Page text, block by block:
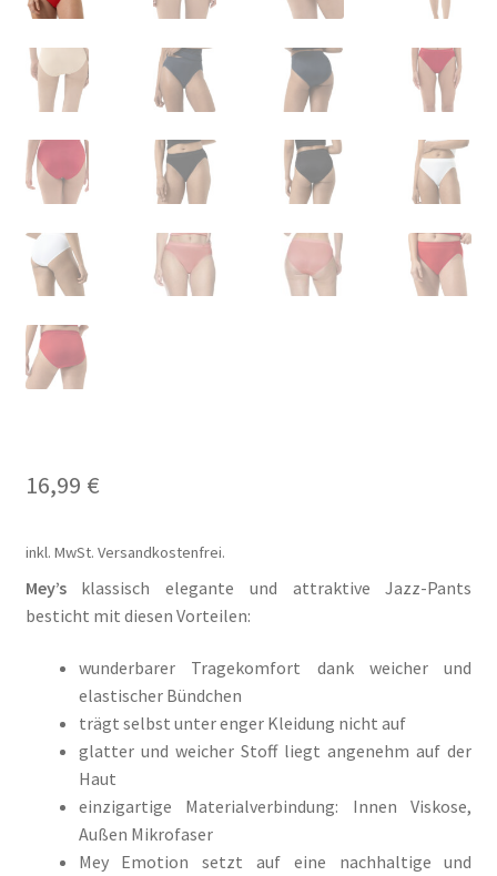
Cookie-Richtlinie
Datenschutzerklärung
Forma de pagamento
Il mio conto
Impressum
Informações sobre o envio e formas de pagamento
Informazioni sui metodi di spedizione e di pagamento
Infos zu Versand und Bezahlmethoden
Kasse
Mein Konto
Mein Konto
16,99 €
inkl. MwSt. Versandkostenfrei.
Mey’sklassisch elegante und attraktive Jazz-Pants
besticht mit diesen Vorteilen:
wunderbarer Tragekomfort dank weicher und
elastischer Bündchen
trägt selbst unter enger Kleidung nicht auf
glatter und weicher Stoff liegt angenehm auf der
Haut
einzigartige Materialverbindung: Innen Viskose,
Außen Mikrofaser
Mey Emotion setzt auf eine nachhaltige und